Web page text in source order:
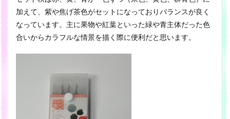
加えて、紫や焦げ茶色がセットになっておりバランスが良く
なっています。主に果物や紅葉といった緑や青主体だった色
合いからカラフルな情景を描く際に便利だと思います。